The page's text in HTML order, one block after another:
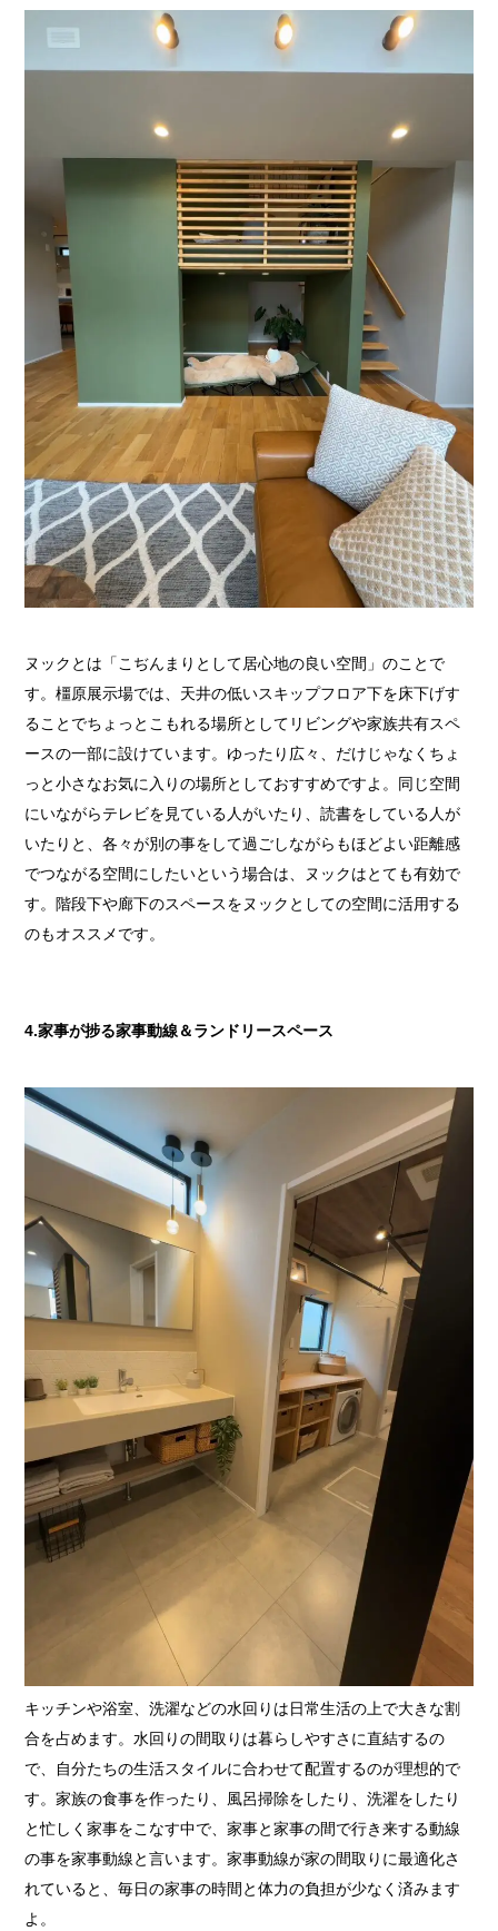
ヌックとは「こぢんまりとして居心地の良い空間」のことで
す。橿原展示場では、天井の低いスキップフロア下を床下げす
ることでちょっとこもれる場所としてリビングや家族共有スペ
ースの一部に設けています。ゆったり広々、だけじゃなくちょ
っと小さなお気に入りの場所としておすすめですよ。同じ空間
にいながらテレビを見ている人がいたり、読書をしている人が
いたりと、各々が別の事をして過ごしながらもほどよい距離感
でつながる空間にしたいという場合は、ヌックはとても有効で
す。階段下や廊下のスペースをヌックとしての空間に活用する
のもオススメです。
4.家事が捗る家事動線＆ランドリースペース
キッチンや浴室、洗濯などの水回りは日常生活の上で大きな割
合を占めます。水回りの間取りは暮らしやすさに直結するの
で、自分たちの生活スタイルに合わせて配置するのが理想的で
す。家族の食事を作ったり、風呂掃除をしたり、洗濯をしたり
と忙しく家事をこなす中で、家事と家事の間で行き来する動線
の事を家事動線と言います。家事動線が家の間取りに最適化さ
れていると、毎日の家事の時間と体力の負担が少なく済みます
よ。